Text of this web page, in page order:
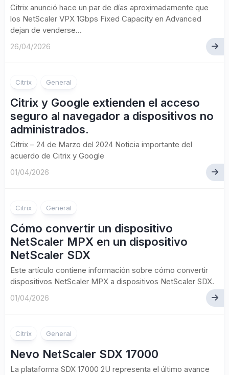
Citrix anunció hace un par de días aproximadamente que
los NetScaler VPX 1Gbps Fixed Capacity en Advanced
dejan de venderse...
26/04/2026
Citrix General
Citrix y Google extienden el acceso
seguro al navegador a dispositivos no
administrados.
Citrix – 24 de Marzo del 2024 Noticia importante del
acuerdo de Citrix y Google
01/04/2026
Citrix General
Cómo convertir un dispositivo
NetScaler MPX en un dispositivo
NetScaler SDX
Este artículo contiene información sobre cómo convertir
dispositivos NetScaler MPX a dispositivos NetScaler SDX.
01/04/2026
Citrix General
Nevo NetScaler SDX 17000
La plataforma SDX 17000 2U representa el último avance